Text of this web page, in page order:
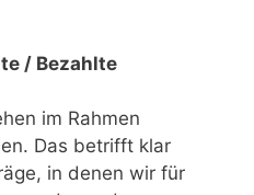
/ Bezahlte
im Rahmen
Das betrifft klar
in denen wir für